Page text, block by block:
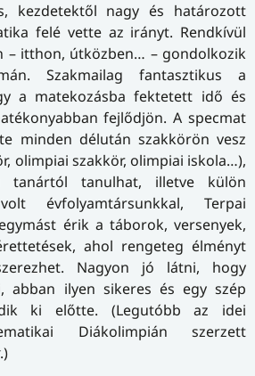
kezdetektől nagy és határozott
felé vette az irányt. Rendkívül
– itthon, útközben… – gondolkozik
Szakmailag fantasztikus a
a matekozásba fektetett idő és
fejlődjön. A specmat
minden délután szakkörön vesz
olimpiai szakkör, olimpiai iskola…),
tanártól tanulhat, illetve külön
évfolyamtársunkkal, Terpai
érik a táborok, versenyek,
ahol rengeteg élményt
Nagyon jó látni, hogy
abban ilyen sikeres és egy szép
ki előtte. (Legutóbb az idei
Diákolimpián szerzett
.)